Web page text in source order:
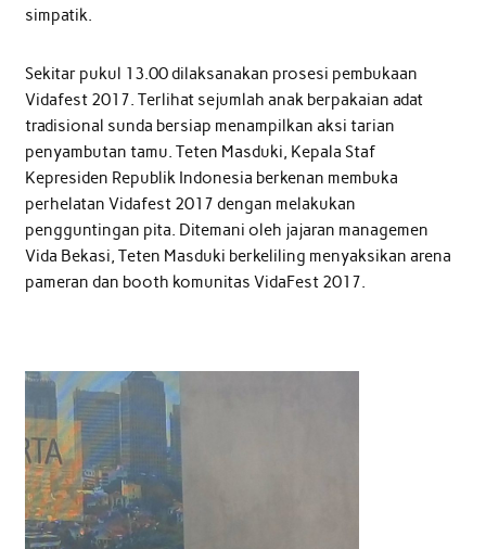
simpatik.
Sekitar pukul 13.00 dilaksanakan prosesi pembukaan
Vidafest 2017. Terlihat sejumlah anak berpakaian adat
tradisional sunda bersiap menampilkan aksi tarian
penyambutan tamu. Teten Masduki, Kepala Staf
Kepresiden Republik Indonesia berkenan membuka
perhelatan Vidafest 2017 dengan melakukan
pengguntingan pita. Ditemani oleh jajaran managemen
Vida Bekasi, Teten Masduki berkeliling menyaksikan arena
pameran dan booth komunitas VidaFest 2017.